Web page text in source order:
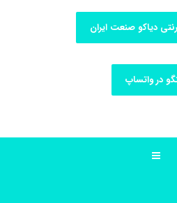
دیاکو صنعت ایران
در واتساپ